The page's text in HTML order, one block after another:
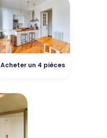
Acheter un 4 pièces